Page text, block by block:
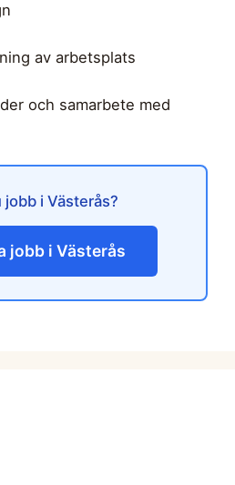
av arbetsplats
och samarbete med
jobb i Västerås?
jobb i Västerås